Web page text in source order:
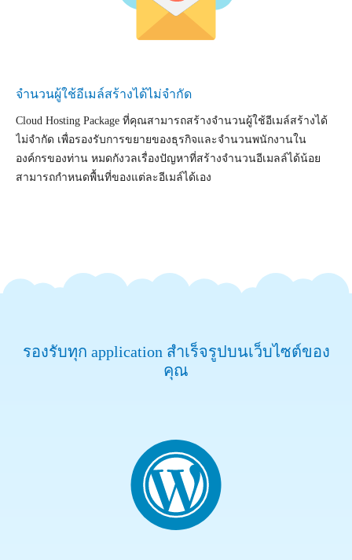
จำนวนผู้ใช้อีเมล์สร้างได้ไม่จำกัด
Cloud Hosting Package ที่คุณสามารถสร้างจำนวนผู้ใช้อีเมล์สร้างได้
ไม่จำกัด เพื่อรองรับการขยายของธุรกิจและจำนวนพนักงานใน
องค์กรของท่าน หมดกังวลเรื่องปัญหาที่สร้างจำนวนอีเมลล์ได้น้อย
สามารถกำหนดพื้นที่ของแต่ละอีเมล์ได้เอง
รองรับทุก application สำเร็จรูปบนเว็บไซต์ของ
คุณ